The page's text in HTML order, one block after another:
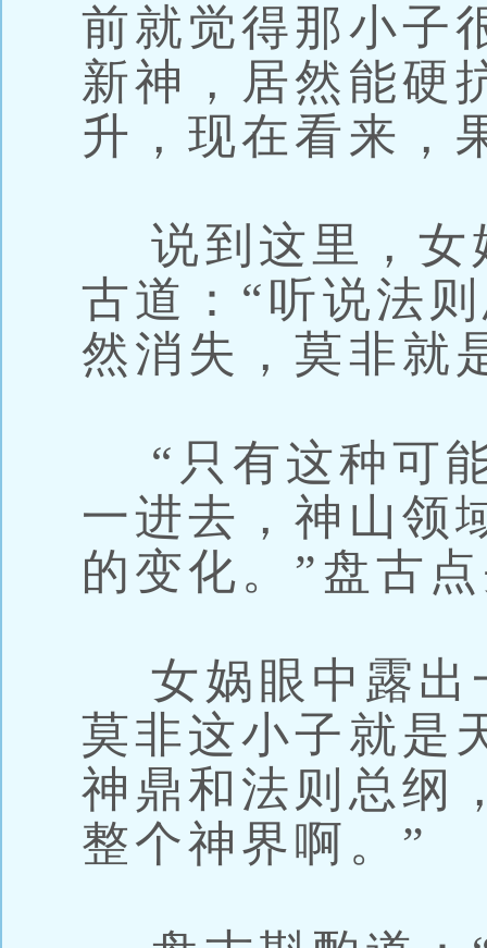
前就觉得那小子
新神，居然能硬
升，现在看来，
说到这里，女
古道：“听说法
然消失，莫非就
“只有这种可
一进去，神山领
的变化。”盘古
女娲眼中露出
莫非这小子就是
神鼎和法则总纲
整个神界啊。”